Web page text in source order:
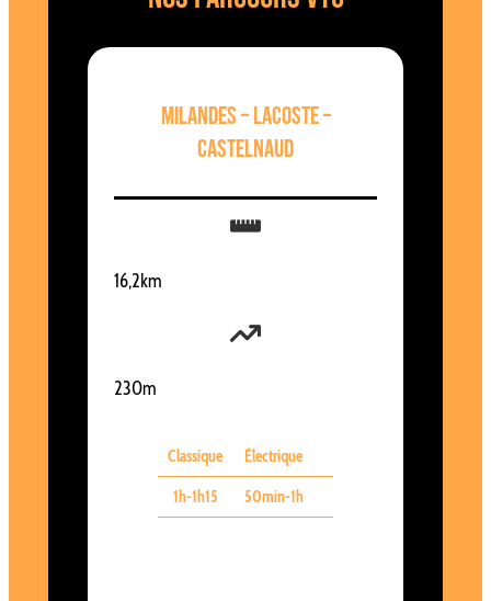
Milandes – lacoste –
Castelnaud
16,2km
230m
Classique Électrique
1h-1h15 50min-1h